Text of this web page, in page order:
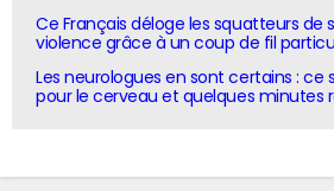
Ce Français déloge les squatteurs de
violence grâce à un coup de fil
Les neurologues en sont certains : ce
pour le cerveau et quelques minutes